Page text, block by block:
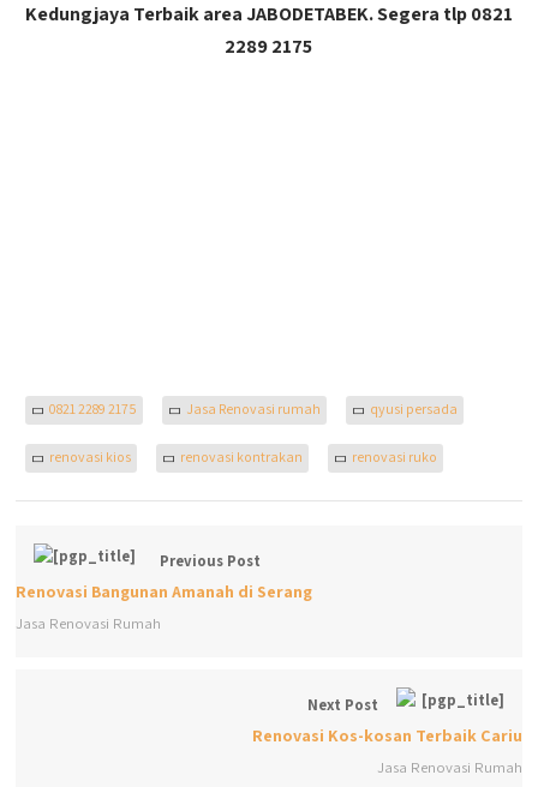
Kedungjaya Terbaik area JABODETABEK. Segera tlp 0821
2289 2175
0821 2289 2175 Jasa Renovasi rumah qyusi persada
renovasi kios renovasi kontrakan renovasi ruko
Previous Post
Renovasi Bangunan Amanah di Serang
Jasa Renovasi Rumah
Next Post
Renovasi Kos-kosan Terbaik Cariu
Jasa Renovasi Rumah